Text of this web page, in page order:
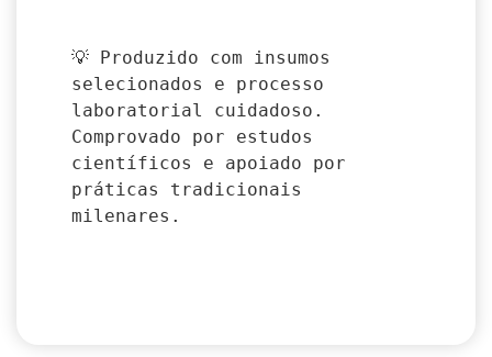
💡 Produzido com insumos
selecionados e processo
laboratorial cuidadoso.
Comprovado por estudos
científicos e apoiado por
práticas tradicionais
milenares.